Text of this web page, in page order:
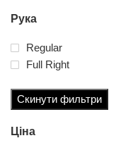
Рука
Regular
Full Right
Скинути фильтри
Ціна